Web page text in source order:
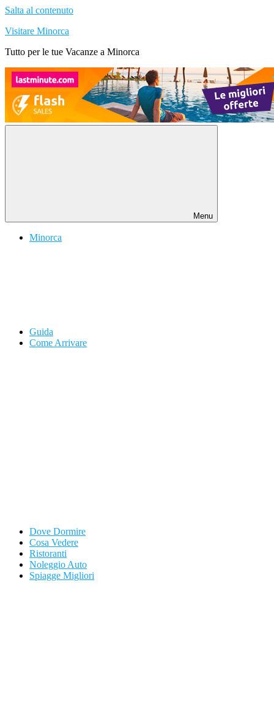
Salta al contenuto
Visitare Minorca
Tutto per le tue Vacanze a Minorca
Menu
Minorca
Guida
Come Arrivare
Dove Dormire
Cosa Vedere
Ristoranti
Noleggio Auto
Spiagge Migliori